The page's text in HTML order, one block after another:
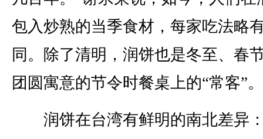
包入炒熟的当季食材，每家吃法略
同。除了清明，润饼也是冬至、春
团圆寓意的节令时餐桌上的“常客”。
润饼在台湾有鲜明的南北差异